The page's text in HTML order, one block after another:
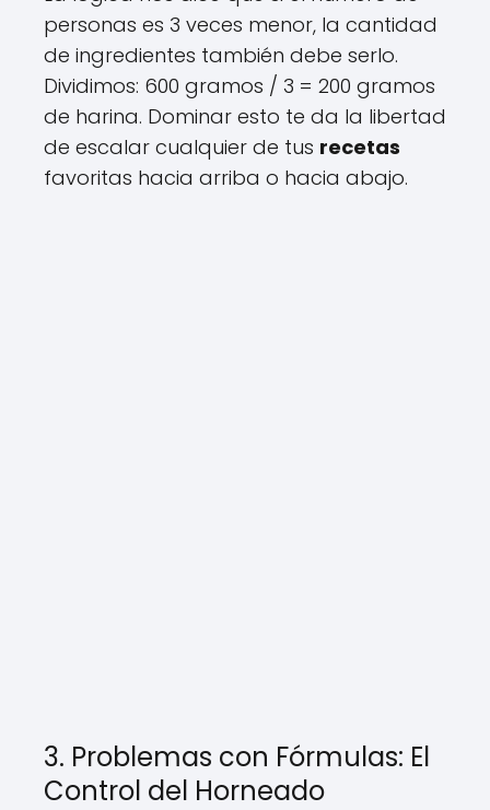
personas es 3 veces menor, la cantidad
de ingredientes también debe serlo.
Dividimos: 600 gramos / 3 = 200 gramos
de harina. Dominar esto te da la libertad
de escalar cualquier de tus recetas
favoritas hacia arriba o hacia abajo.
3. Problemas con Fórmulas: El
Control del Horneado